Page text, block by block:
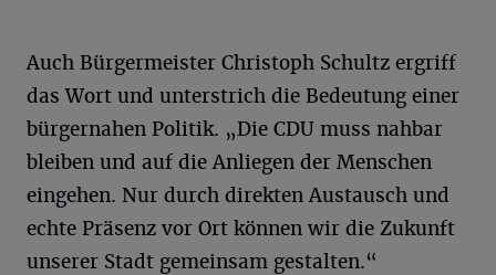
Auch Bürgermeister Christoph Schultz ergriff
das Wort und unterstrich die Bedeutung einer
bürgernahen Politik. „Die CDU muss nahbar
bleiben und auf die Anliegen der Menschen
eingehen. Nur durch direkten Austausch und
echte Präsenz vor Ort können wir die Zukunft
unserer Stadt gemeinsam gestalten.“